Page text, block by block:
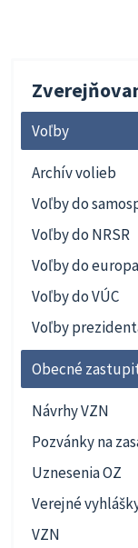
Voľby
Archív volieb
Voľby do
Voľby do NRSR
Voľby do
Voľby do VÚC
Voľby
Obecné
Návrhy VZN
Pozvánky na
Uznesenia OZ
Verejné
VZN